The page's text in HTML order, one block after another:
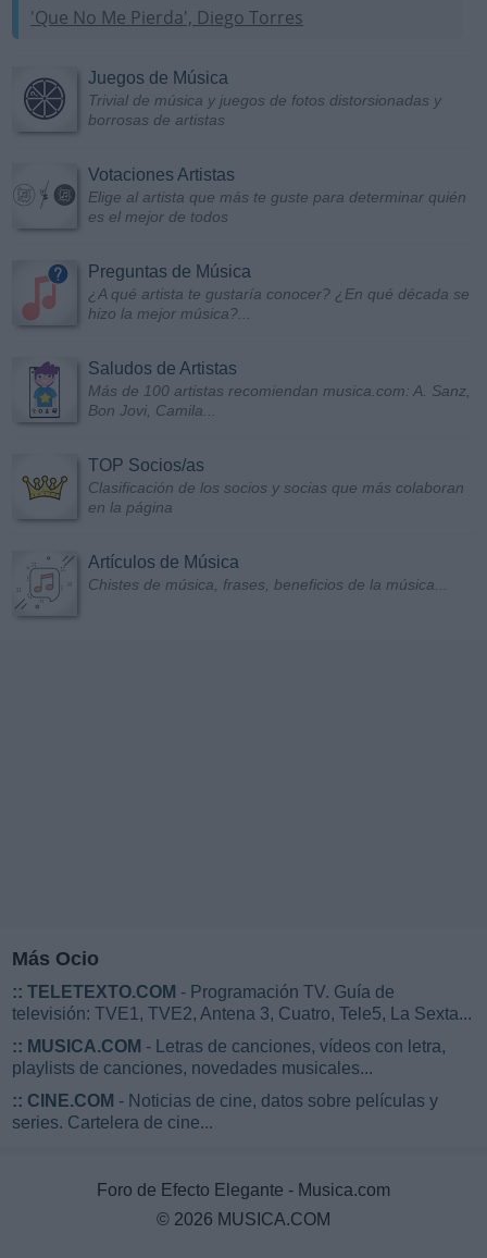
'Que No Me Pierda', Diego Torres
Juegos de Música
Trivial de música y juegos de fotos distorsionadas y
borrosas de artistas
Votaciones Artistas
Elige al artista que más te guste para determinar quién
es el mejor de todos
Preguntas de Música
¿A qué artista te gustaría conocer? ¿En qué década se
hizo la mejor música?...
Saludos de Artistas
Más de 100 artistas recomiendan musica.com: A. Sanz,
Bon Jovi, Camila...
TOP Socios/as
Clasificación de los socios y socias que más colaboran
en la página
Artículos de Música
Chistes de música, frases, beneficios de la música...
Más Ocio
:: TELETEXTO.COM - Programación TV. Guía de
televisión: TVE1, TVE2, Antena 3, Cuatro, Tele5, La Sexta...
:: MUSICA.COM - Letras de canciones, vídeos con letra,
playlists de canciones, novedades musicales...
:: CINE.COM - Noticias de cine, datos sobre películas y
series. Cartelera de cine...
Foro de Efecto Elegante - Musica.com
© 2026 MUSICA.COM